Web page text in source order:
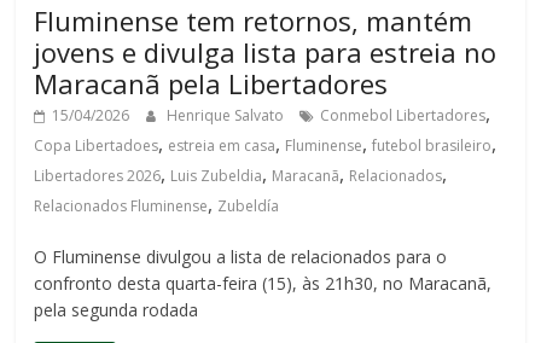
Fluminense tem retornos, mantém
jovens e divulga lista para estreia no
Maracanã pela Libertadores
15/04/2026 Henrique Salvato Conmebol Libertadores,
Copa Libertadoes, estreia em casa, Fluminense,futebol brasileiro,
Libertadores 2026, Luis Zubeldia, Maracanã, Relacionados,
Relacionados Fluminense, Zubeldía
O Fluminense divulgou a lista de relacionados para o
confronto desta quarta-feira (15), às 21h30, no Maracanã,
pela segunda rodada